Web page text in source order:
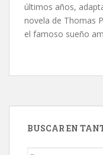
últimos años,
novela de Thomas
el famoso sueño
BUSCAR EN